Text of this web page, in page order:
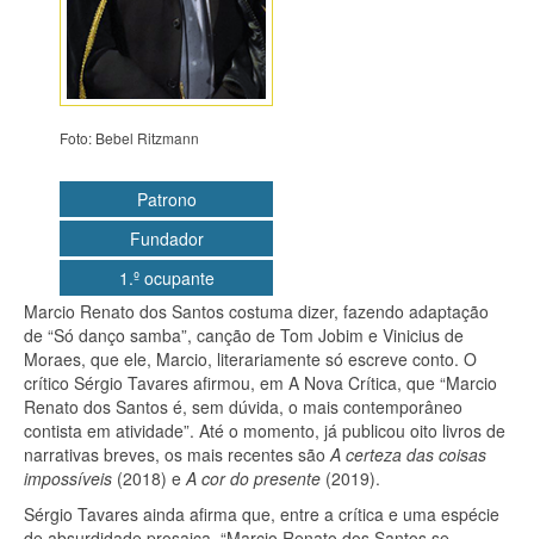
Foto: Bebel Ritzmann
Patrono
Fundador
1.º ocupante
Marcio Renato dos Santos costuma dizer, fazendo adaptação
de “Só danço samba”, canção de Tom Jobim e Vinicius de
Moraes, que ele, Marcio, literariamente só escreve conto. O
crítico Sérgio Tavares afirmou, em A Nova Crítica, que “Marcio
Renato dos Santos é, sem dúvida, o mais contemporâneo
contista em atividade”. Até o momento, já publicou oito livros de
narrativas breves, os mais recentes são A certeza das coisas
impossíveis (2018) e A cor do presente (2019).
Sérgio Tavares ainda afirma que, entre a crítica e uma espécie